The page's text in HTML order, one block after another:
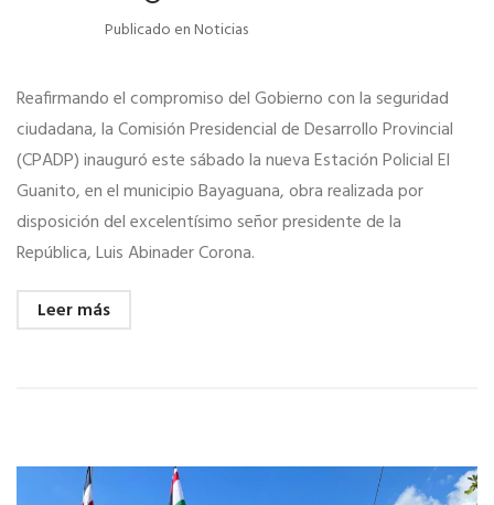
Publicado enNoticias
Reafirmando el compromiso del Gobierno con la seguridad
ciudadana, la Comisión Presidencial de Desarrollo Provincial
(CPADP) inauguró este sábado la nueva Estación Policial El
Guanito, en el municipio Bayaguana, obra realizada por
disposición del excelentísimo señor presidente de la
República, Luis Abinader Corona.
Leer más